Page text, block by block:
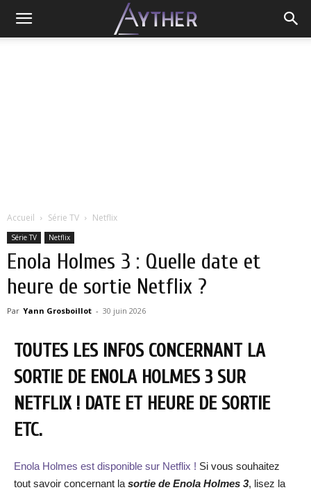
Accueil Série TV Netflix
Série TV Netflix
Enola Holmes 3 : Quelle date et
heure de sortie Netflix ?
Par Yann Grosboillot - 30 juin 2026
TOUTES LES INFOS CONCERNANT LA
SORTIE DE ENOLA HOLMES 3 SUR
NETFLIX ! DATE ET HEURE DE SORTIE
ETC.
Enola Holmes est disponible sur Netflix ! Si vous souhaitez
tout savoir concernant la sortie de Enola Holmes 3, lisez la